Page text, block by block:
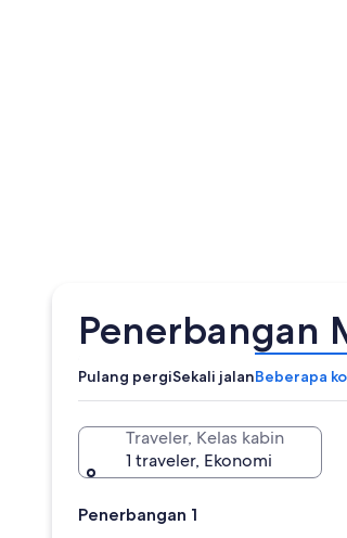
Penerbangan
Pulang pergiSekali jalanBeberapa
Traveler, Kelas kabin
1 traveler, Ekonomi
Penerbangan 1